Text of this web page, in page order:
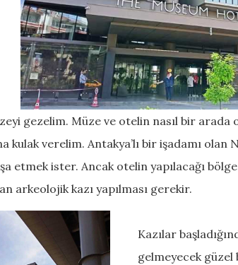
gezelim. Müze ve otelin nasıl bir arada
kulak verelim. Antakya’lı bir işadamı olan
etmek ister. Ancak otelin yapılacağı
arkeolojik kazı yapılması gerekir.
Kazılar
gelmeyecek güzel